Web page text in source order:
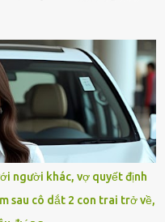
con gái nhỏ nhảy xuống
chờ thông tin tìm kiếm 3 bố
cầu. Ảnh: Hải Dương Tại
xe máy mang biển kiểm
Ngay trong đêm, lực
cứu hộ tình nguyện triển
xác định là anh V.V.D.
V.G.T. (SN 2021). Hai cháu là
Lực lượng cứu hộ đã tiến hành
người khác, vợ quyết định
sau cô dắt 2 con trai trở về,